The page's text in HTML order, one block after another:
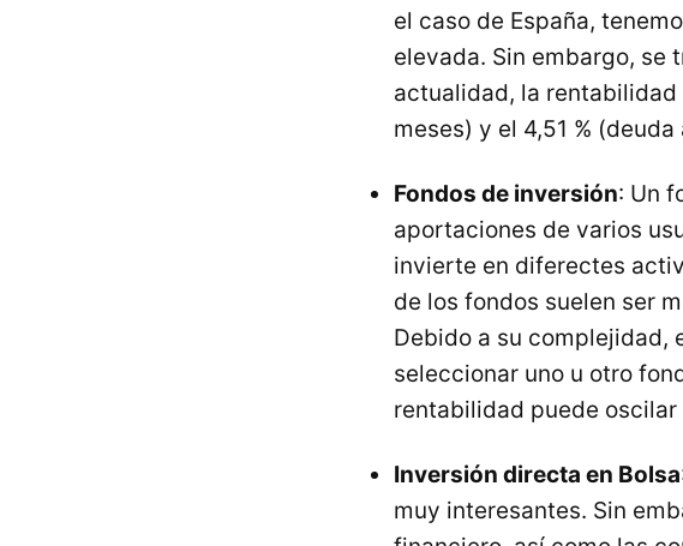
el caso de España,
elevada. Sin embargo, se
actualidad, la rentabilidad
meses) y el 4,51 % (deuda
Fondos de inversión: Un
aportaciones de varios
invierte en diferectes
de los fondos suelen ser
Debido a su complejidad,
seleccionar uno u otro
rentabilidad puede oscilar
Inversión directa en Bolsa
muy interesantes. Sin